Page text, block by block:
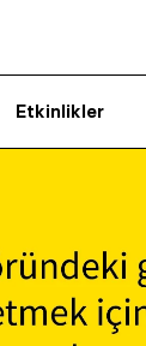
Etkinlikler